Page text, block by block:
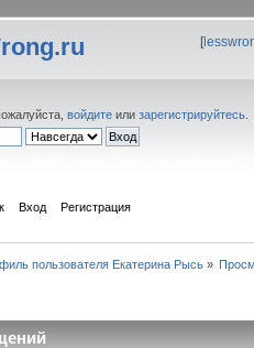
[
войдите или зарегистрируйтесь
Вход Регистрация
пользователя Екатерина Рысь»